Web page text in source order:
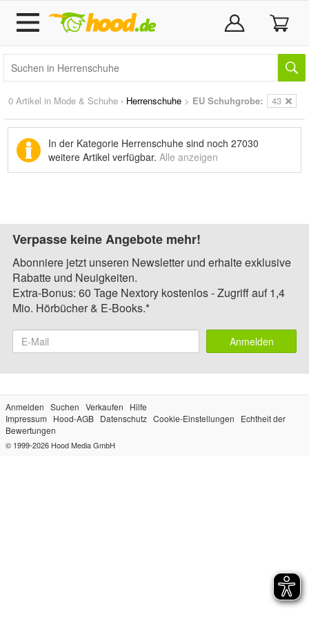
0 Artikel in Mode & Schuhe › Herrenschuhe > EU Schuhgrobe: 43
In der Kategorie Herrenschuhe sind noch 27030
weitere Artikel verfügbar. Alle anzeigen
Verpasse keine Angebote mehr!
Abonniere jetzt unseren Newsletter und erhalte exklusive
Rabatte und Neuigkeiten.
Extra-Bonus: 60 Tage Nextory kostenlos - Zugriff auf 1,4
Mio. Hörbücher & E-Books.*
Anmelden
Anmelden Suchen Verkaufen
Hilfe
Impressum
Hood-AGB Datenschutz Cookie-Einstellungen
Echtheit der
Bewertungen
© 1999-2026 Hood Media GmbH